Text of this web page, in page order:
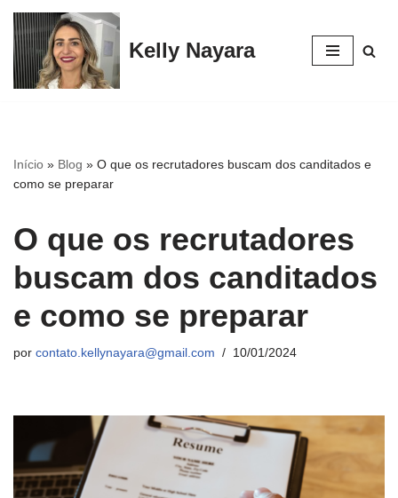
Pular
para
o
Kelly Nayara
Início » Blog » O que os recrutadores buscam dos canditados e
como se preparar
O que os recrutadores
buscam dos canditados
e como se preparar
por contato.kellynayara@gmail.com 10/01/2024